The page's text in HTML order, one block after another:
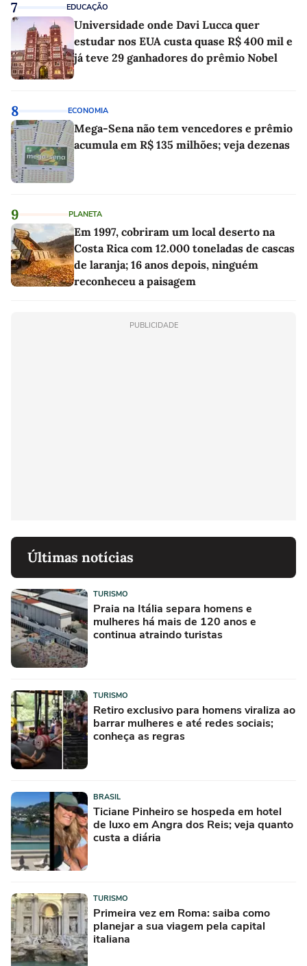
7 EDUCAÇÃO
Universidade onde Davi Lucca quer
estudar nos EUA custa quase R$ 400 mil e
já teve 29 ganhadores do prêmio Nobel
8 ECONOMIA
Mega-Sena não tem vencedores e prêmio
acumula em R$ 135 milhões; veja dezenas
9 PLANETA
Em 1997, cobriram um local deserto na
Costa Rica com 12.000 toneladas de cascas
de laranja; 16 anos depois, ninguém
reconheceu a paisagem
PUBLICIDADE
Últimas notícias
TURISMO
Praia na Itália separa homens e
mulheres há mais de 120 anos e
continua atraindo turistas
TURISMO
Retiro exclusivo para homens viraliza ao
barrar mulheres e até redes sociais;
conheça as regras
BRASIL
Ticiane Pinheiro se hospeda em hotel
de luxo em Angra dos Reis; veja quanto
custa a diária
TURISMO
Primeira vez em Roma: saiba como
planejar a sua viagem pela capital
italiana